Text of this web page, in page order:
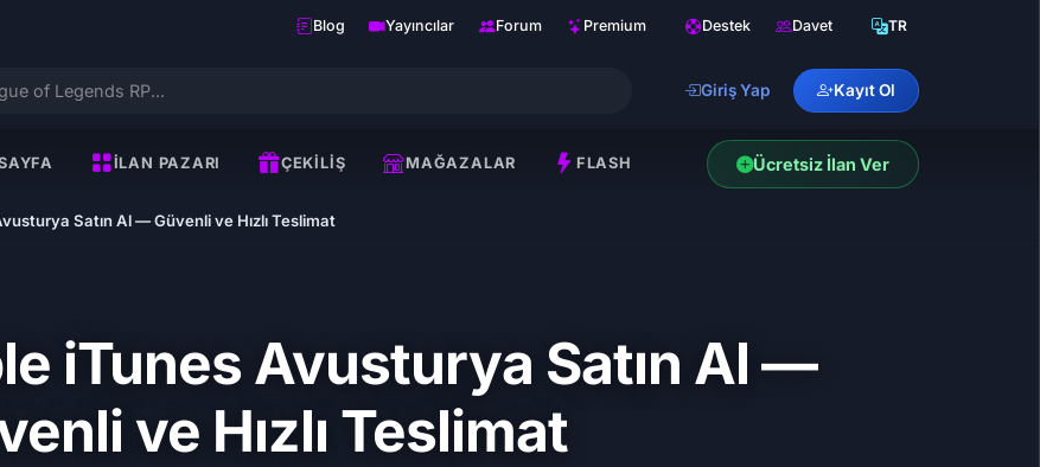
Blog Yayıncılar Forum Premium Destek Davet TR
Giriş Yap Kayıt Ol
İLAN PAZARI ÇEKILIŞ MAĞAZALAR FLASH Ücretsiz İlan Ver
Satın Al — Güvenli ve Hızlı Teslimat
iTunes Avusturya Satın Al —
ve Hızlı Teslimat